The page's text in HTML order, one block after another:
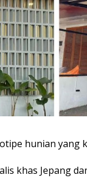
hunian yang
khas Jepang